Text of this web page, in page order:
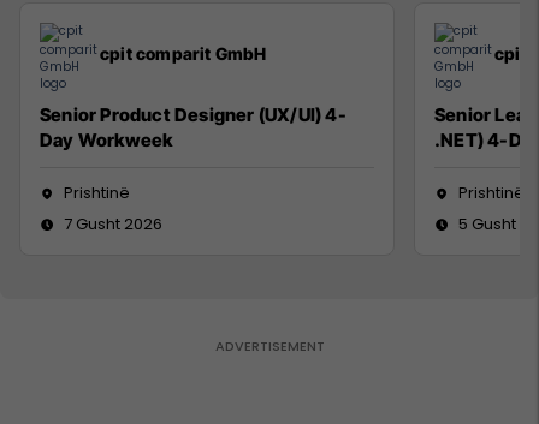
cpit comparit GmbH
Senior Product Designer (UX/UI) 4-
Day Workweek
Prishtinë
7 Gusht 2026
cpit
Senior
.NET) 4-
Prishtinë
5 Gusht